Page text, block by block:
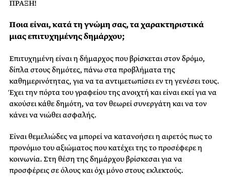
ΠΡΑΞΗ!
Ποια είναι, κατά τη γνώμη σας, τα χαρακτηριστικά
μιας επιτυχημένης δημάρχου;
Επιτυχημένη είναι η δήμαρχος που βρίσκεται στον δρόμο,
δίπλα στους δημότες, πάνω στα προβλήματα της
καθημερινότητας, για να τα αντιμετωπίσει εν τη γενέσει τους.
Έχει την πόρτα του γραφείου της ανοιχτή και είναι εκεί για να
ακούσει κάθε δημότη, να τον θεωρεί συνεργάτη και να τον
κάνει να νιώθει ασφαλής.
Είναι θεμελιώδες να μπορεί να κατανοήσει η αιρετός πως το
προνόμιο του αξιώματος που κατέχει της το προσέφερε η
κοινωνία. Στη θέση της δημάρχου βρίσκεσαι για να
προσφέρεις σε όλους και όχι μόνο στους εκλεκτούς.